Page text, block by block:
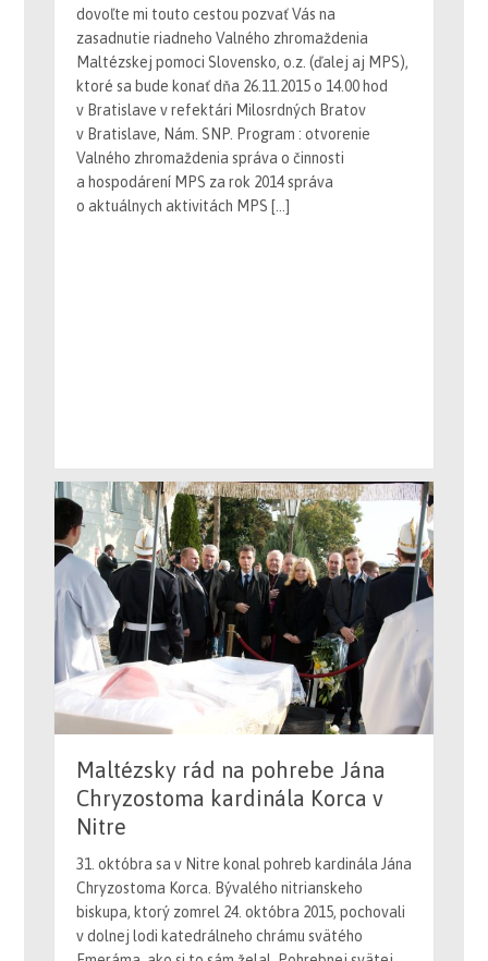
zasadnutie riadneho Valného zhromaždenia
Maltézskej pomoci Slovensko, o.z. (ďalej aj MPS),
ktoré sa bude konať dňa 26.11.2015 o 14.00 hod
v Bratislave v refektári Milosrdných Bratov
v Bratislave, Nám. SNP. Program : otvorenie
Valného zhromaždenia správa o činnosti
a hospodárení MPS za rok 2014 správa
o aktuálnych aktivitách MPS […]
Maltézsky rád na pohrebe Jána
Chryzostoma kardinála Korca v
Nitre
31. októbra sa v Nitre konal pohreb kardinála Jána
Chryzostoma Korca. Bývalého nitrianskeho
biskupa, ktorý zomrel 24. októbra 2015, pochovali
v dolnej lodi katedrálneho chrámu svätého
Emeráma, ako si to sám želal. Pohrebnej svätej
omši a obradom pochovania do hrobu predsedal